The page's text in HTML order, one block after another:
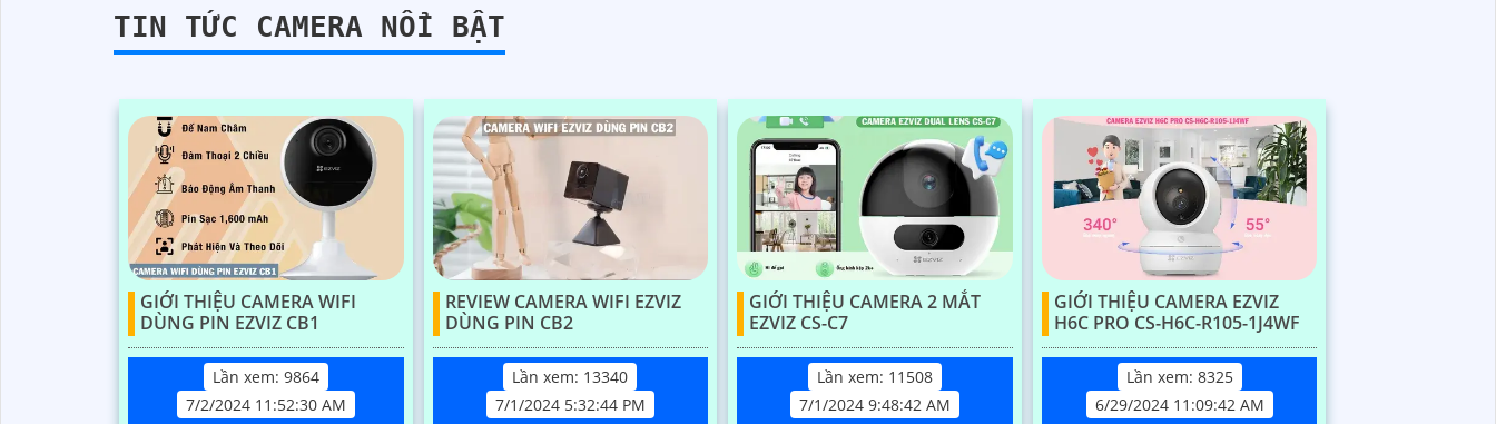
TIN TỨC CAMERA NỔI BẬT
GIỚI THIỆU CAMERA WIFI
DÙNG PIN EZVIZ CB1
Lần xem: 9864
7/2/2024 11:52:30 AM
REVIEW CAMERA WIFI EZVIZ
DÙNG PIN CB2
Lần xem: 13340
7/1/2024 5:32:44 PM
GIỚI THIỆU CAMERA 2 MẮT
EZVIZ CS-C7
Lần xem: 11508
7/1/2024 9:48:42 AM
GIỚI THIỆU CAMERA EZVIZ
H6C PRO CS-H6C-R105-1J4WF
Lần xem: 8325
6/29/2024 11:09:42 AM